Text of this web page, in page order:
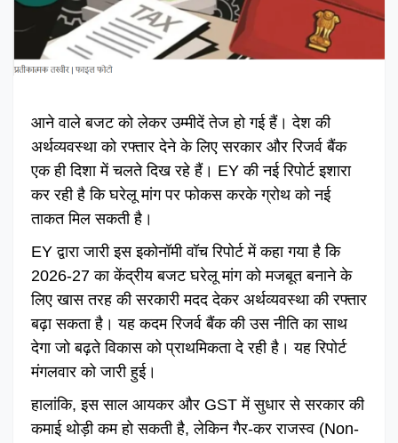
आने वाले बजट को लेकर उम्मीदें तेज हो गई हैं। देश की
अर्थव्यवस्था को रफ्तार देने के लिए सरकार और रिजर्व बैंक
एक ही दिशा में चलते दिख रहे हैं। EY की नई रिपोर्ट इशारा
कर रही है कि घरेलू मांग पर फोकस करके ग्रोथ को नई
ताकत मिल सकती है।
EY द्वारा जारी इस इकोनॉमी वॉच रिपोर्ट में कहा गया है कि
2026-27 का केंद्रीय बजट घरेलू मांग को मजबूत बनाने के
लिए खास तरह की सरकारी मदद देकर अर्थव्यवस्था की रफ्तार
बढ़ा सकता है। यह कदम रिजर्व बैंक की उस नीति का साथ
देगा जो बढ़ते विकास को प्राथमिकता दे रही है। यह रिपोर्ट
मंगलवार को जारी हुई।
हालांकि, इस साल आयकर और GST में सुधार से सरकार की
कमाई थोड़ी कम हो सकती है, लेकिन गैर-कर राजस्व (Non-